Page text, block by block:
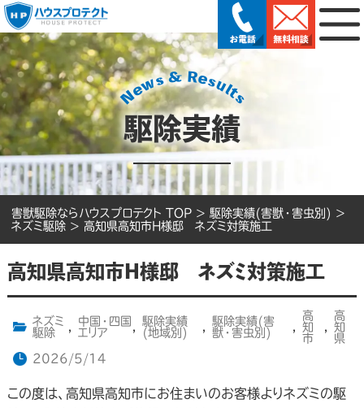
駆除実績
害獣駆除ならハウスプロテクト TOP > 駆除実績(害獣・害虫別) >
ネズミ駆除 > 高知県高知市H様邸 ネズミ対策施工
高知県高知市H様邸 ネズミ対策施工
ネズミ
駆除
,
中国・四国
エリア
,
駆除実績
(地域別)
,
駆除実績(害
獣・害虫別)
,
高
知
市
,
高
知
県
2026/5/14
この度は、高知県高知市にお住まいのお客様よりネズミの駆